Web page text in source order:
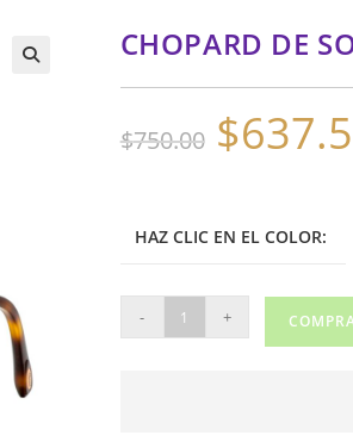
CHOPARD DE
$750.00
El
precio
original
$
HAZ CLIC EN EL COLOR:
CHOPARD
DE
- +